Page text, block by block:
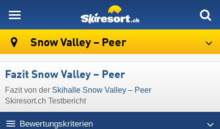
Snow Valley – Peer
Fazit Snow Valley – Peer
Fazit von der Skihalle Snow Valley – Peer
Skiresort.ch Testbericht
Bewertungskriterien